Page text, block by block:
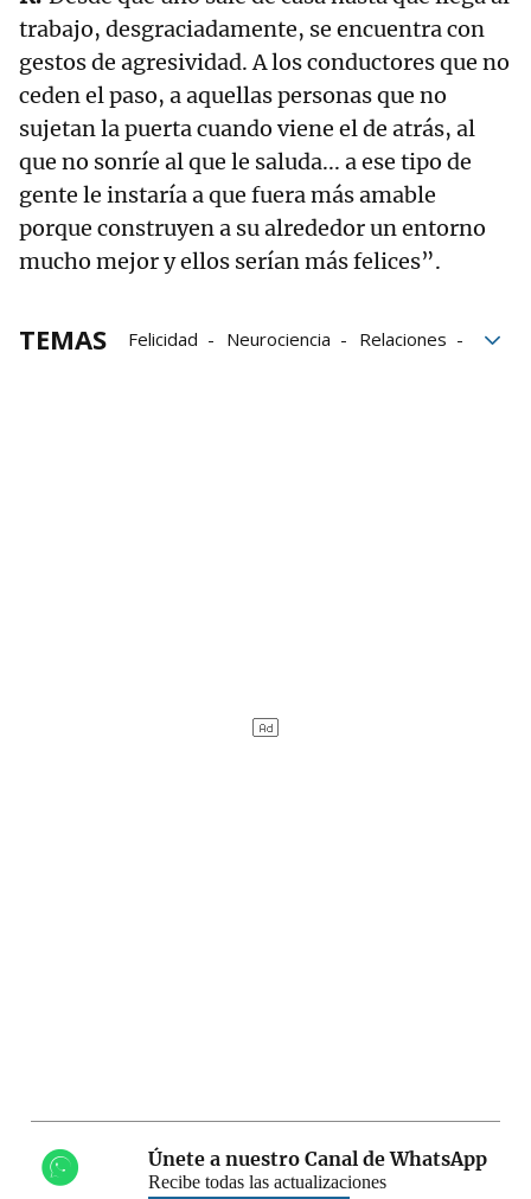
trabajo, desgraciadamente, se encuentra con
gestos de agresividad. A los conductores que no
ceden el paso, a aquellas personas que no
sujetan la puerta cuando viene el de atrás, al
que no sonríe al que le saluda... a ese tipo de
gente le instaría a que fuera más amable
porque construyen a su alrededor un entorno
mucho mejor y ellos serían más felices”.
TEMAS Felicidad Neurociencia
Relaciones
Únete a nuestro Canal de WhatsApp
Recibe todas las actualizaciones